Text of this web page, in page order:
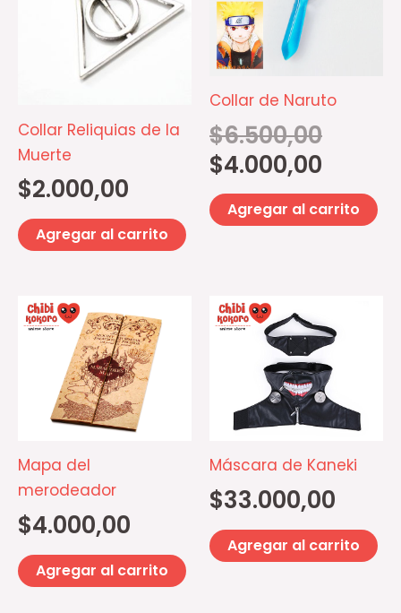
Collar Reliquias de la
Muerte
$2.000,00
Agregar al carrito
Collar de Naruto
$6.500,00
$4.000,00
Agregar al carrito
Mapa del
merodeador
$4.000,00
Agregar al carrito
Máscara de Kaneki
$33.000,00
Agregar al carrito